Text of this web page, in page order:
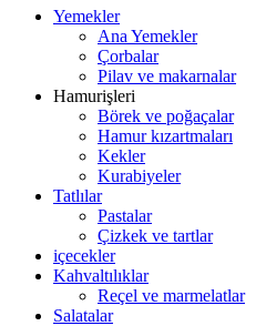
Yemekler
Ana Yemekler
Çorbalar
Pilav ve makarnalar
Hamurişleri
Börek ve poğaçalar
Hamur kızartmaları
Kekler
Kurabiyeler
Tatlılar
Pastalar
Çizkek ve tartlar
içecekler
Kahvaltılıklar
Reçel ve marmelatlar
Salatalar